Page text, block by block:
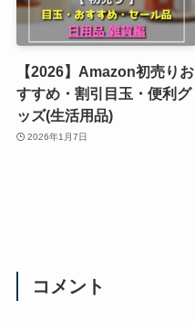
【2026】Amazon初売りお
すすめ・割引目玉・便利グ
ッズ(生活用品)
2026年1月7日
コメント